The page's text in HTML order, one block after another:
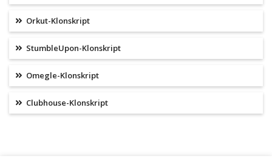
Orkut-Klonskript
StumbleUpon-Klonskript
Omegle-Klonskript
Clubhouse-Klonskript